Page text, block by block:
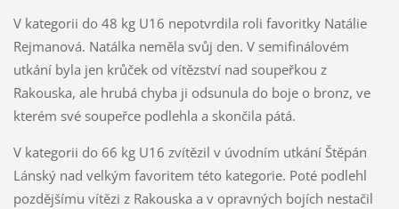
V kategorii do 48 kg U16 nepotvrdila roli favoritky Natálie
Rejmanová. Natálka neměla svůj den. V semifinálovém
utkání byla jen krůček od vítězství nad soupeřkou z
Rakouska, ale hrubá chyba ji odsunula do boje o bronz, ve
kterém své soupeřce podlehla a skončila pátá.
V kategorii do 66 kg U16 zvítězil v úvodním utkání Štěpán
Lánský nad velkým favoritem této kategorie. Poté podlehl
pozdějšímu vítězi z Rakouska a v opravných bojích nestačil